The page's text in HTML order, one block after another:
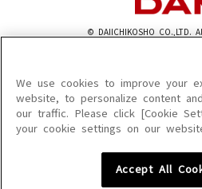
© DAIICHIKOSHO CO.,LTD.
このサイトに掲載されている一切の文章・画像
を問わず、著作権法の定める範囲を超えて無断
を禁じます。
楽曲及びコンテンツは、機種によりご利用いた
楽曲及びコンテンツの配信日、配信内容が変更
We use cookies to improve your
website, to personalize content
our traffic. Please click [Cookie
your cookie settings on our
Accept All